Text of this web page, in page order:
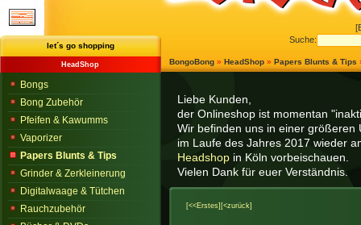
Liebe Kunden,
der Onlineshop ist momentan
Wir befinden uns in einer größeren
im Laufe des Jahres 2017 wieder
Headshop in Köln vorbeischauen.
Vielen Dank für euer Verständnis.
[<<Erstes] [<zurück]
BongoBong » HeadShop » Papers Blunts & Tips
let´s go shopping
HeadShop
Bongs
Bong Zubehör
Pfeifen & Kawumms
Vaporizer
Papers Blunts & Tips
Grinder & Zerkleinerung
Digitalwaage & Tütchen
Rauchzubehör
Suche: